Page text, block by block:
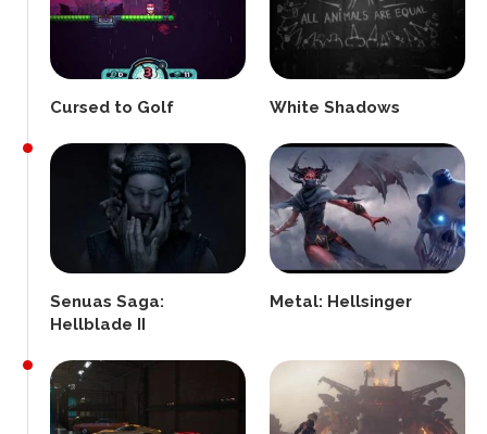
Cursed to Golf White Shadows
Senuas Saga:
Hellblade II
Metal: Hellsinger